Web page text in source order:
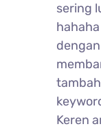
sering
Keren